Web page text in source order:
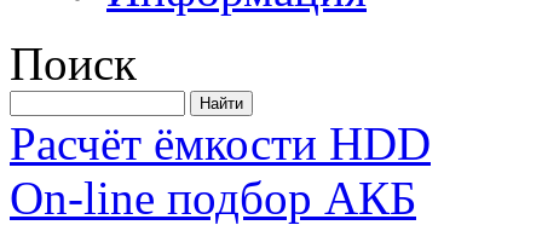
Поиск
Расчёт ёмкости HDD
On-line подбор АКБ